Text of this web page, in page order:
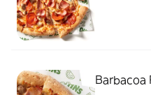
Barbacoa